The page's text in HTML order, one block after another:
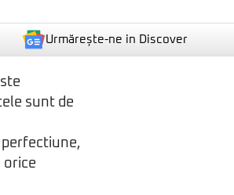
Urmărește-ne in Discover
sunt de
orice